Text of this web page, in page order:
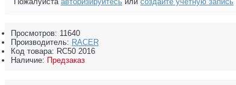
Просмотров: 11640
Производитель: RACER
Код товара: RC50 2016
Наличие: Предзаказ